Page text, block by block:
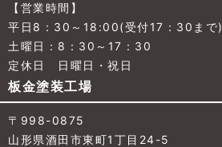
【営業時間】
平日8：30～18:00(受付17：30まで)
土曜日：8：30～17：30
定休日 日曜日・祝日
板金塗装工場
〒998-0875
山形県酒田市東町1丁目24-5